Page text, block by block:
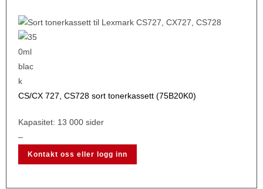
CS/CX 727, CS728 sort tonerkassett (75B20K0)
Kapasitet: 13 000 sider
–
Kontakt oss eller logg inn